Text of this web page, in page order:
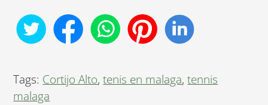
Tags: Cortijo Alto,tenis en malaga,tennis
malaga